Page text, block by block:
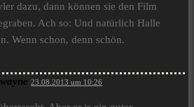
dazu, dann können sie den Film
Ach so: Und natürlich Halle
Wenn schon, denn schön.
23.08.2013 um 10:26